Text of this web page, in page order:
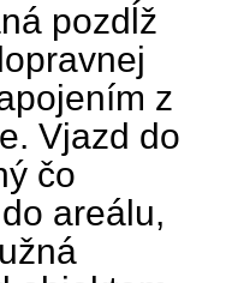
pozdĺž
z
Vjazd do
čo
areálu,